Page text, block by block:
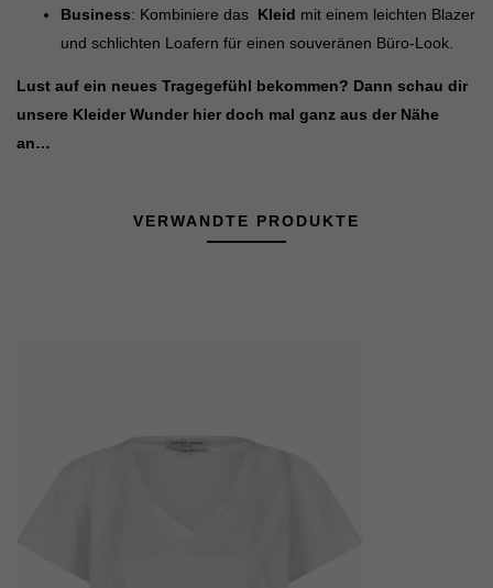
Business: Kombiniere das Kleid mit einem leichten Blazer
und schlichten Loafern für einen souveränen Büro-Look.
Lust auf ein neues Tragegefühl bekommen? Dann schau dir
unsere Kleider Wunder hier doch mal ganz aus der Nähe
an…
VERWANDTE PRODUKTE